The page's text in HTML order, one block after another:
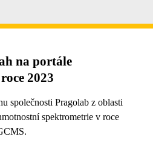
na portále
2023
společnosti Pragolab z oblasti
spektrometrie v roce